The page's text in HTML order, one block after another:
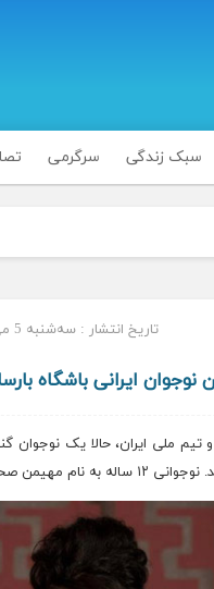
سبک زندگی سرگرمی
تاریخ انتشار : سه‌شنبه 5 می 2015 - 11:26
نوجوان ایرانی باشگاه
ملی ایران، حالا یک نوجوان
مهیمن صحتی.